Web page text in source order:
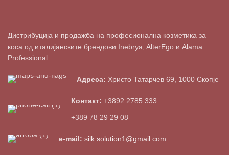
Дистрибуција и продажба на професионална козметика за
коса од италијанските брендови Inebrya, AlterEgo и Alama
Professional.
Адреса: Христо Татарчев 69, 1000 Скопје
Контакт: +3892 2785 333
+389 78 29 29 08
e-mail: silk.solution1@gmail.com